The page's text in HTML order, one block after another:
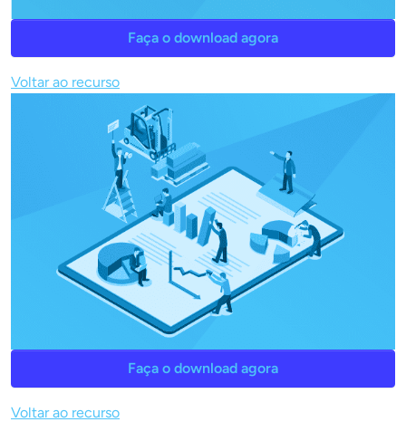
Faça o download agora
Voltar ao recurso
Faça o download agora
Voltar ao recurso